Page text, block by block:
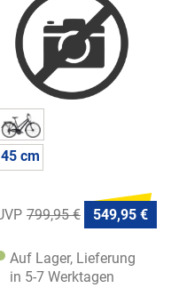
45 cm
799,95 € 549,95 €
Auf Lager, Lieferung
in 5-7 Werktagen